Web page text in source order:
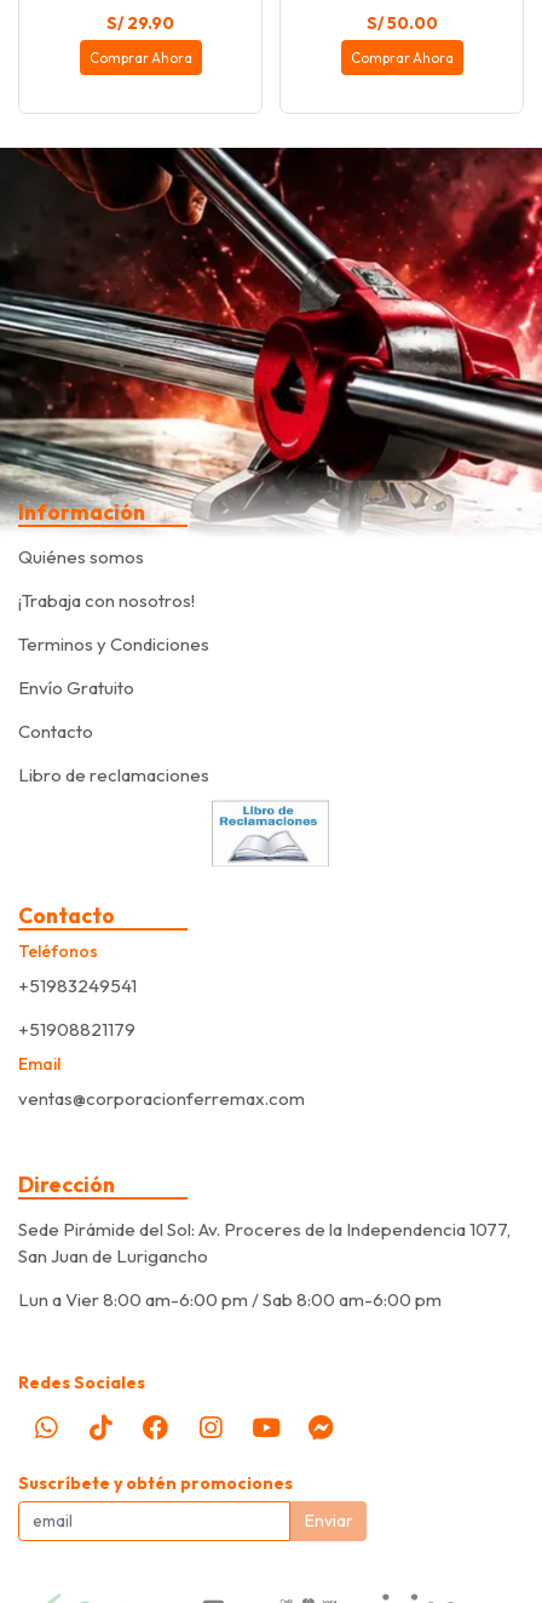
S/ 29.90
Comprar Ahora
S/ 50.00
Comprar Ahora
Información
Quiénes somos
¡Trabaja con nosotros!
Terminos y Condiciones
Envío Gratuito
Contacto
Libro de reclamaciones
Contacto
Teléfonos
+51983249541
+51908821179
Email
ventas@corporacionferremax.com
Dirección
Sede Pirámide del Sol: Av. Proceres de la Independencia 1077,
San Juan de Lurigancho
Lun a Vier 8:00 am-6:00 pm / Sab 8:00 am-6:00 pm
Redes Sociales
Suscríbete y obtén promociones
Enviar